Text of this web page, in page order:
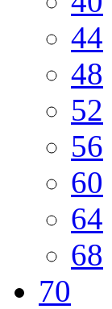
44
48
52
56
60
64
68
70